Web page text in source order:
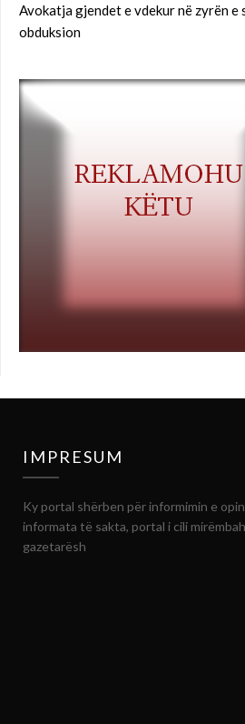
Avokatja gjendet e vdekur në zyrën
obduksion
IMPRESUM
Ky portal shërben për informimin e
informata të sakta, portal i cili
gazetarësh